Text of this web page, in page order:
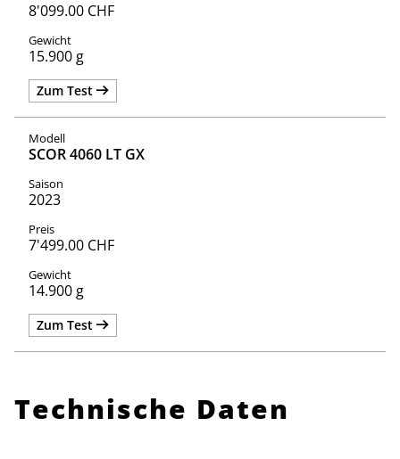
8'099.00 CHF
15.900 g
Zum Test
SCOR 4060 LT GX
2023
7'499.00 CHF
14.900 g
Zum Test
Technische Daten